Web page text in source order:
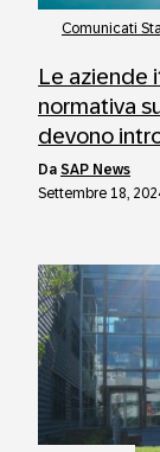
Comunicati
Le aziende
normativa
devono
da SAP News
Settembre 18,